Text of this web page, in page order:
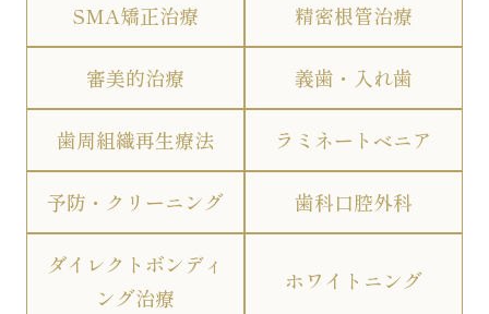
SMA矯正治療 精密根管治療
審美的治療 義歯・入れ歯
歯周組織再生療法 ラミネートベニア
予防・クリーニング 歯科口腔外科
ダイレクトボンディ
ング治療
ホワイトニング